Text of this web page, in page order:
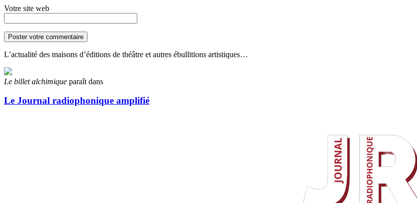
Votre site web
L’actualité des maisons d’éditions de théâtre et autres ébullitions artistiques…
Le billet alchimique paraît dans
Le Journal radiophonique amplifié